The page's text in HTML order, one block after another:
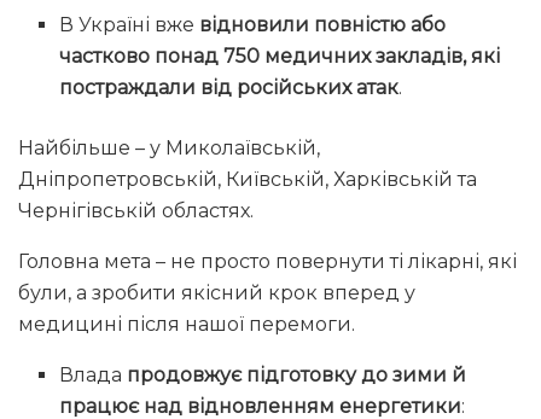
В Україні вже відновили повністю або
частково понад 750 медичних закладів, які
постраждали від російських атак.
Найбільше – у Миколаївській,
Дніпропетровській, Київській, Харківській та
Чернігівській областях.
Головна мета – не просто повернути ті лікарні, які
були, а зробити якісний крок вперед у
медицині після нашої перемоги.
Влада продовжує підготовку до зими й
працює над відновленням енергетики: